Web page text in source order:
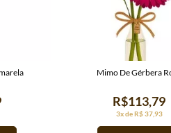
3x de R$ 37,93
R$113,79
Mimo De Gérbera